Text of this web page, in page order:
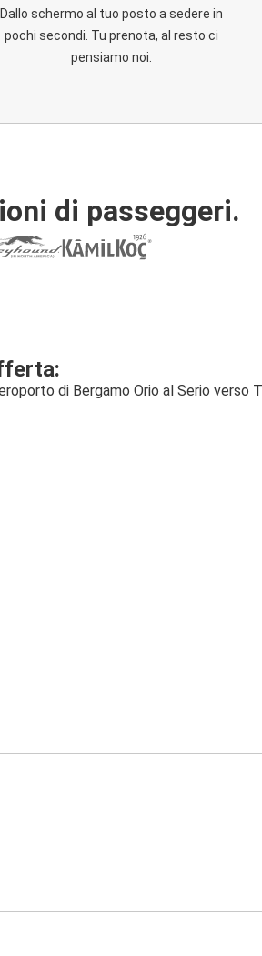
Dallo schermo al tuo posto a sedere in
pochi secondi. Tu prenota, al resto ci
pensiamo noi.
di passeggeri.
di Bergamo Orio al Serio verso